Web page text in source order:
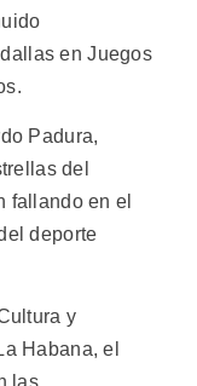
en Juegos
Padura,
del
fallando en el
deporte
y
Habana, el